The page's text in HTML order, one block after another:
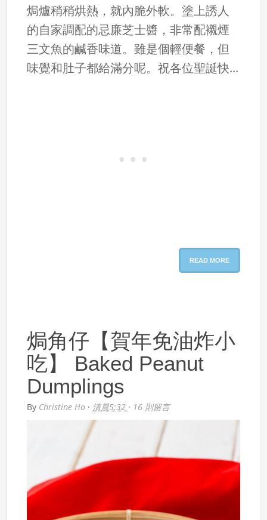
焗爐稍稍烘熱，就內脆外軟。塗上誘人
的自家調配的忌廉芝士醬，非常配襯煙
三文魚的鹹香味道。雖是個輕便餐，但
味覺和肚子都給滿分呢。祝各位聖誕快...
READ MORE
焗角仔【賀年免油炸小
吃】 Baked Peanut
Dumplings
By Christine Ho · 清晨5:32 · 16 則留言